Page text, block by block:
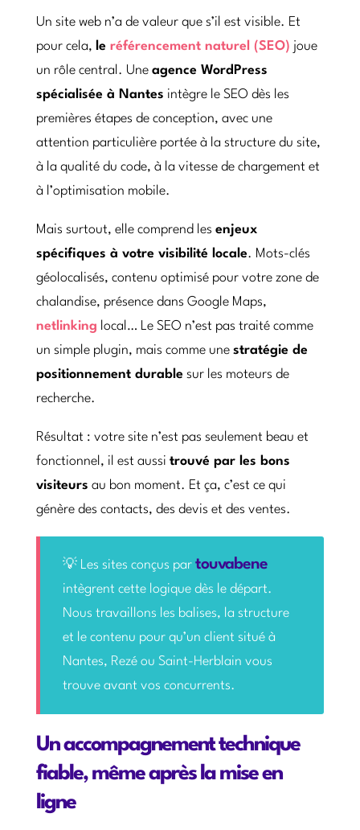
Un site web n’a de valeur que s’il est visible. Et
pour cela, le référencement naturel (SEO) joue
un rôle central. Une agence WordPress
spécialisée à Nantes intègre le SEO dès les
premières étapes de conception, avec une
attention particulière portée à la structure du site,
à la qualité du code, à la vitesse de chargement et
à l’optimisation mobile.
Mais surtout, elle comprend les enjeux
spécifiques à votre visibilité locale. Mots-clés
géolocalisés, contenu optimisé pour votre zone de
chalandise, présence dans Google Maps,
netlinking local… Le SEO n’est pas traité comme
un simple plugin, mais comme une stratégie de
positionnement durable sur les moteurs de
recherche.
Résultat : votre site n’est pas seulement beau et
fonctionnel, il est aussi trouvé par les bons
visiteurs au bon moment. Et ça, c’est ce qui
génère des contacts, des devis et des ventes.
💡 Les sites conçus par touvabene
intègrent cette logique dès le départ.
Nous travaillons les balises, la structure
et le contenu pour qu’un client situé à
Nantes, Rezé ou Saint-Herblain vous
trouve avant vos concurrents.
Un accompagnement technique
fiable, même après la mise en
ligne